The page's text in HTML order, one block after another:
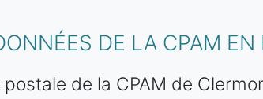
DE LA CPAM
de la CPAM de